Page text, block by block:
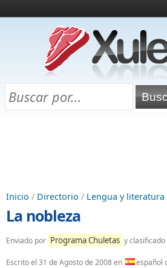
¿Qué es esto?
Directorio
Chuletas para exámenes
Inicio / Directorio / Lengua y literatura
La nobleza
Enviado por Programa Chuletas y clasificado
Escrito el 31 de Agosto de 2008en español